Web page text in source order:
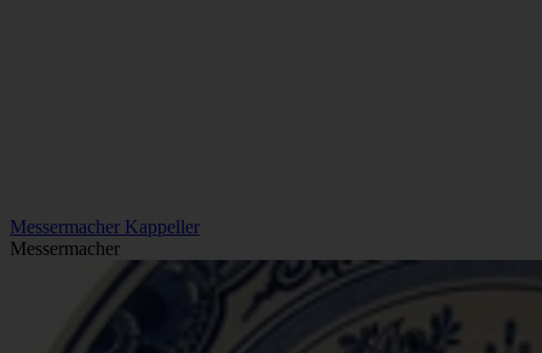
Messermacher Kappeller
Messermacher